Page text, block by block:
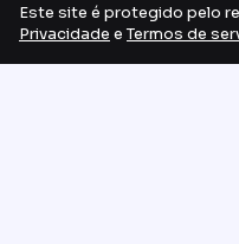
Este site é protegido pelo
Privacidade e Termos de